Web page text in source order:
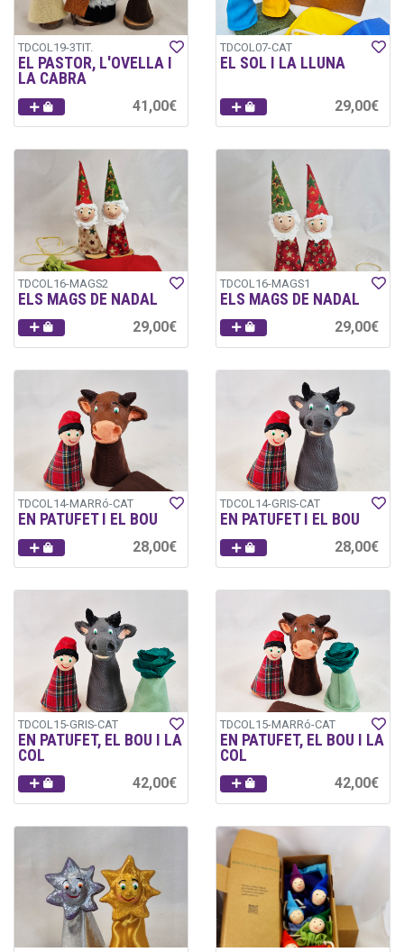
TDCOL19-3TIT.
EL PASTOR, L'OVELLA I
LA CABRA
41,00€
TDCOL07-CAT
EL SOL I LA LLUNA
29,00€
TDCOL16-MAGS2
ELS MAGS DE NADAL
29,00€
TDCOL16-MAGS1
ELS MAGS DE NADAL
29,00€
TDCOL14-MARRó-CAT
EN PATUFET I EL BOU
28,00€
TDCOL14-GRIS-CAT
EN PATUFET I EL BOU
28,00€
TDCOL15-GRIS-CAT
EN PATUFET, EL BOU I LA
COL
42,00€
TDCOL15-MARRó-CAT
EN PATUFET, EL BOU I LA
COL
42,00€